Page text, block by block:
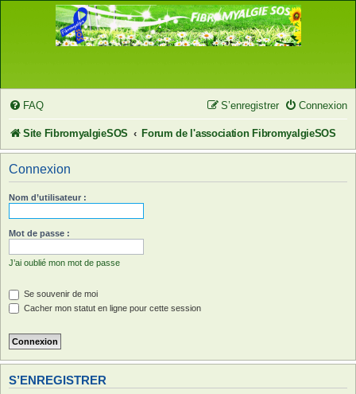
FAQ Connexion
S’enregistrer
Site FibromyalgieSOS Forum de l'association FibromyalgieSOS
Connexion
Nom d’utilisateur :
Mot de passe :
J’ai oublié mon mot de passe
Se souvenir de moi
Cacher mon statut en ligne pour cette session
S’ENREGISTRER